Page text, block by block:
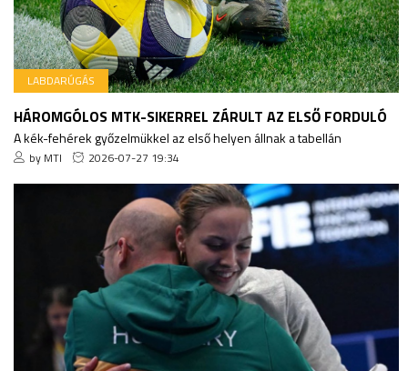
LABDARÚGÁS
HÁROMGÓLOS MTK-SIKERREL ZÁRULT AZ ELSŐ FORDULÓ
A kék-fehérek győzelmükkel az első helyen állnak a tabellán
by MTI 2026-07-27 19:34